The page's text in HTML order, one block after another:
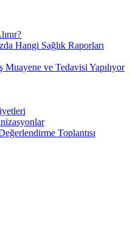
Hangi Sağlık Raporları
Muayene ve Tedavisi Yapılıyor
Toplantısı